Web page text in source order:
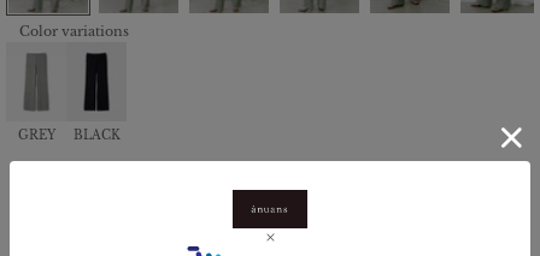
Color variations
GREY BLACK
リラックスニットパンツ
セール価格
¥13,200